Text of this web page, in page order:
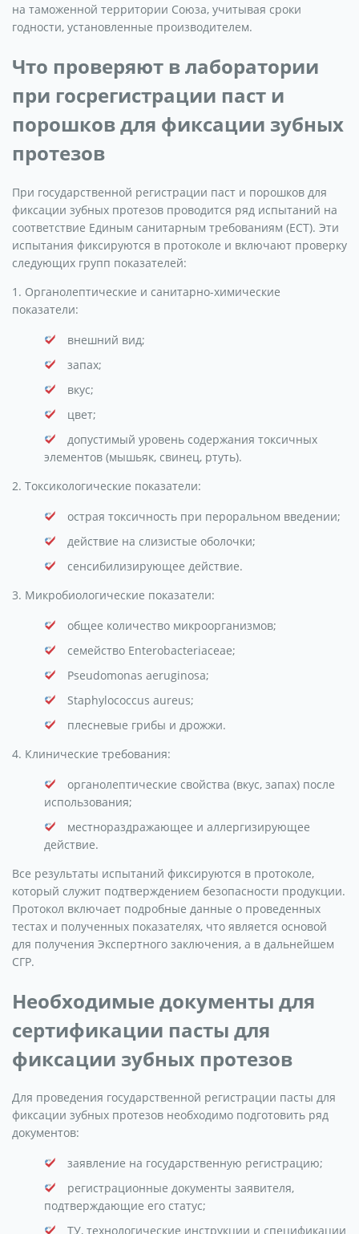
на таможенной территории Союза, учитывая сроки
годности, установленные производителем.
Что проверяют в лаборатории
при госрегистрации паст и
порошков для фиксации зубных
протезов
При государственной регистрации паст и порошков для
фиксации зубных протезов проводится ряд испытаний на
соответствие Единым санитарным требованиям (ЕСТ). Эти
испытания фиксируются в протоколе и включают проверку
следующих групп показателей:
1. Органолептические и санитарно-химические
показатели:
внешний вид;
запах;
вкус;
цвет;
допустимый уровень содержания токсичных
элементов (мышьяк, свинец, ртуть).
2. Токсикологические показатели:
острая токсичность при пероральном введении;
действие на слизистые оболочки;
сенсибилизирующее действие.
3. Микробиологические показатели:
общее количество микроорганизмов;
семейство Enterobacteriaceae;
Pseudomonas aeruginosa;
Staphylococcus aureus;
плесневые грибы и дрожжи.
4. Клинические требования:
органолептические свойства (вкус, запах) после
использования;
местнораздражающее и аллергизирующее
действие.
Все результаты испытаний фиксируются в протоколе,
который служит подтверждением безопасности продукции.
Протокол включает подробные данные о проведенных
тестах и полученных показателях, что является основой
для получения Экспертного заключения, а в дальнейшем
СГР.
Необходимые документы для
сертификации пасты для
фиксации зубных протезов
Для проведения государственной регистрации пасты для
фиксации зубных протезов необходимо подготовить ряд
документов:
заявление на государственную регистрацию;
регистрационные документы заявителя,
подтверждающие его статус;
ТУ, технологические инструкции и спецификации